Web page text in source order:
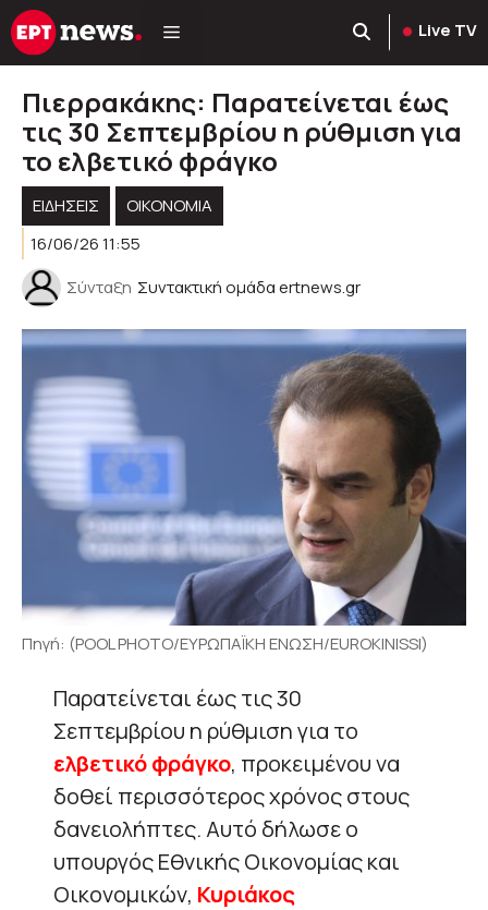
Μετάβαση
σε
Live TV
Πιερρακάκης: Παρατείνεται έως
τις 30 Σεπτεμβρίου η ρύθμιση για
το ελβετικό φράγκο
ΕΙΔΗΣΕΙΣ
ΟΙΚΟΝΟΜΙΑ
16/06/26 11:55
Σύνταξη Συντακτική ομάδα ertnews.gr
Πηγή: (POOL PHOTO/ΕΥΡΩΠΑΪΚΗ ΕΝΩΣΗ/EUROKINISSI)
Παρατείνεται έως τις 30
Σεπτεμβρίου η ρύθμιση για το
ελβετικό φράγκο, προκειμένου να
δοθεί περισσότερος χρόνος στους
δανειολήπτες. Αυτό δήλωσε ο
υπουργός Εθνικής Οικονομίας και
Οικονομικών, Κυριάκος